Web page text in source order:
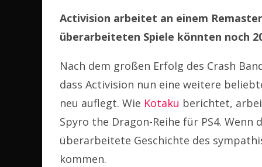
Activision arbeitet an einem
überarbeiteten Spiele könnten noch
Nach dem großen Erfolg des Crash
dass Activision nun eine weitere
neu auflegt. Wie Kotaku berichtet,
Spyro the Dragon-Reihe für PS4.
überarbeitete Geschichte des
kommen.